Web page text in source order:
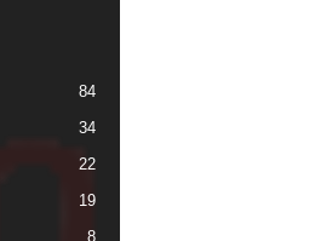
84
34
22
19
8